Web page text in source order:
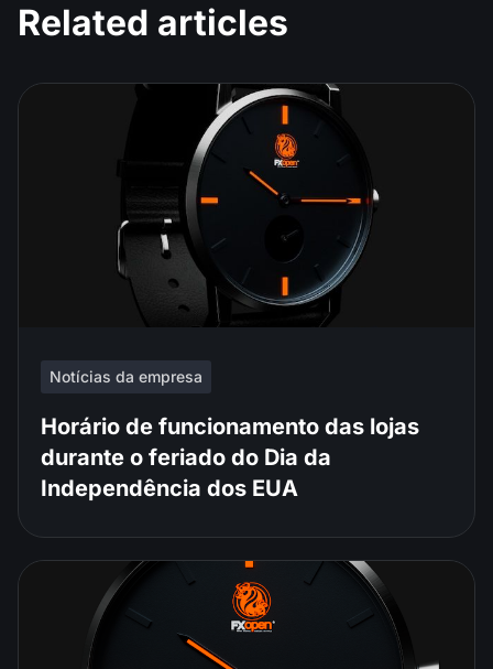
Related articles
Notícias da empresa
Horário de funcionamento das lojas
durante o feriado do Dia da
Independência dos EUA